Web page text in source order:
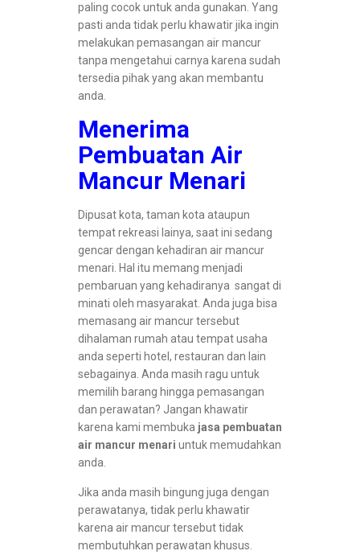
paling cocok untuk anda gunakan. Yang
pasti anda tidak perlu khawatir jika ingin
melakukan pemasangan air mancur
tanpa mengetahui carnya karena sudah
tersedia pihak yang akan membantu
anda.
Menerima
Pembuatan Air
Mancur Menari
Dipusat kota, taman kota ataupun
tempat rekreasi lainya, saat ini sedang
gencar dengan kehadiran air mancur
menari. Hal itu memang menjadi
pembaruan yang kehadiranya sangat di
minati oleh masyarakat. Anda juga bisa
memasang air mancur tersebut
dihalaman rumah atau tempat usaha
anda seperti hotel, restauran dan lain
sebagainya. Anda masih ragu untuk
memilih barang hingga pemasangan
dan perawatan? Jangan khawatir
karena kami membuka jasa pembuatan
air mancur menari untuk memudahkan
anda.
Jika anda masih bingung juga dengan
perawatanya, tidak perlu khawatir
karena air mancur tersebut tidak
membutuhkan perawatan khusus.